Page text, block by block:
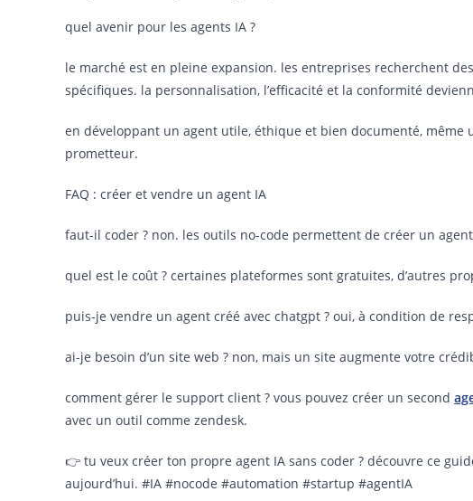
quel avenir pour les agents IA ?
le marché est en pleine expansion. les entreprises recherchent
spécifiques. la personnalisation, l’efficacité et la conformité
en développant un agent utile, éthique et bien documenté,
prometteur.
FAQ : créer et vendre un agent IA
faut-il coder ? non. les outils no-code permettent de créer un
quel est le coût ? certaines plateformes sont gratuites, d’autres
puis-je vendre un agent créé avec chatgpt ? oui, à condition de
ai-je besoin d’un site web ? non, mais un site augmente votre
comment gérer le support client ? vous pouvez créer un second
avec un outil comme zendesk.
👉 tu veux créer ton propre agent IA sans coder ? découvre ce
aujourd’hui. #IA #nocode #automation #startup #agentIA